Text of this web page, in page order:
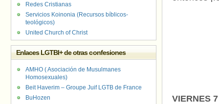
VIERNES
Redes Cristianas
Servicios Koinonia (Recursos bíblicos-
teológicos)
United Church of Christ
Enlaces LGTBI+ de otras confesiones
AMHO ( Asociación de Musulmanes
Homosexuales)
Beit Haverim – Groupe Juif LGTB de France
BuHozen